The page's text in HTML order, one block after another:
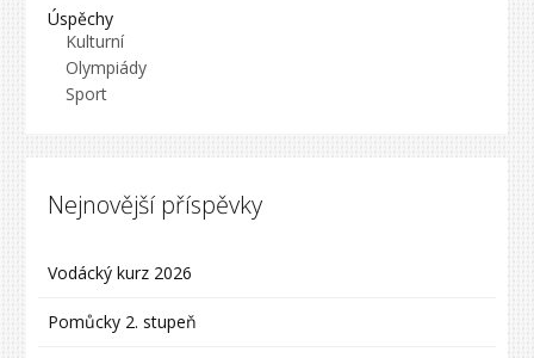
Úspěchy
Kulturní
Olympiády
Sport
Nejnovější příspěvky
Vodácký kurz 2026
Pomůcky 2. stupeň